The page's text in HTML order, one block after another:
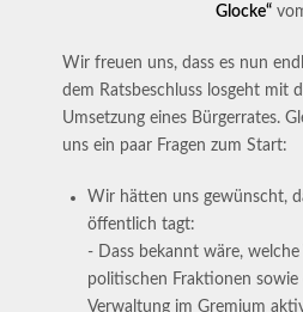
Glocke“
Wir freuen uns, dass es nun
dem Ratsbeschluss losgeht mit
Umsetzung eines Bürgerrates.
uns ein paar Fragen zum Start:
Wir hätten uns gewünscht,
öffentlich tagt:
- Dass bekannt wäre,
politischen Fraktionen sowie
Verwaltung im Gremium